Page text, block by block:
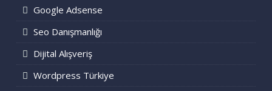
Google Adsense
Seo Danışmanlığı
Dijital Alışveriş
Wordpress Türkiye